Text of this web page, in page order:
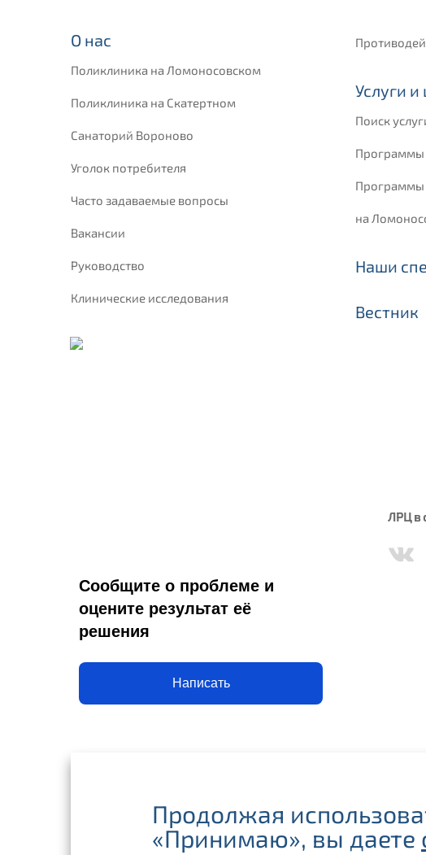
О нас
Поликлиника на Ломоносовском
Поликлиника на Скатертном
Санаторий Вороново
Уголок потребителя
Часто задаваемые вопросы
Вакансии
Руководство
Клинические исследования
Услуги и
Поиск
Программы
Программы
на
Наши
Вестник
Сообщите о проблеме и
оцените результат её
решения
Написать
ЛРЦ в
© 2015–2026
Продолжая
«Принимаю», вы даете